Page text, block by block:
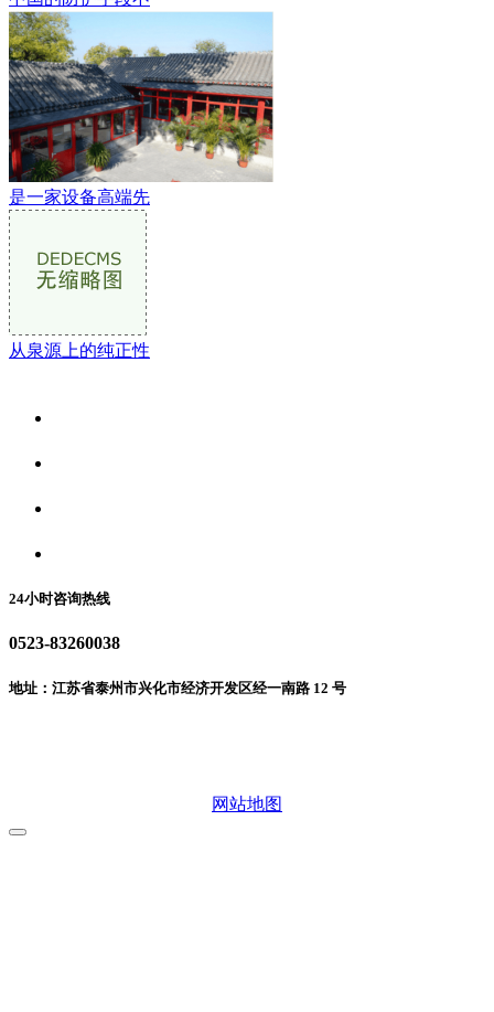
是一家设备高端先
从泉源上的纯正性
24小时咨询热线
0523-83260038
地址：江苏省泰州市兴化市经济开发区经一南路 12 号
网站地图